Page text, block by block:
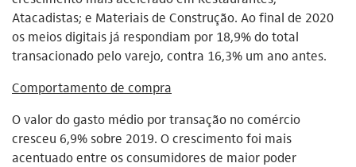
Atacadistas; e Materiais de Construção. Ao final de 2020
os meios digitais já respondiam por 18,9% do total
transacionado pelo varejo, contra 16,3% um ano antes.
Comportamento de compra
O valor do gasto médio por transação no comércio
cresceu 6,9% sobre 2019. O crescimento foi mais
acentuado entre os consumidores de maior poder